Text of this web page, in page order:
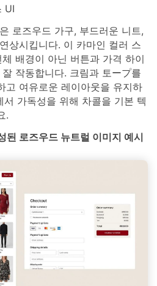
UI
로즈우드 가구, 부드러운 니트,
상시킵니다. 이 카마인 컬러 스
배경이 아닌 버튼과 가격 하이
작동합니다. 크림과 토ープ를
고 여유로운 레이아웃을 유지하
가독성을 위해 차콜을 기본 텍
.
로즈우드 뉴트럴 이미지 예시